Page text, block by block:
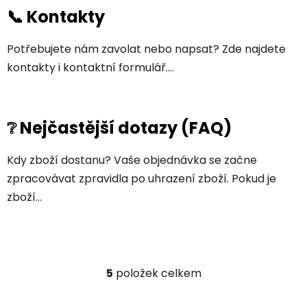
📞 Kontakty
Potřebujete nám zavolat nebo napsat? Zde najdete
kontakty i kontaktní formulář....
❔ Nejčastější dotazy (FAQ)
Kdy zboží dostanu? Vaše objednávka se začne
zpracovávat zpravidla po uhrazení zboží. Pokud je
zboží...
O
5 položek celkem